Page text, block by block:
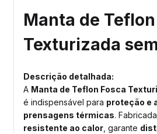
Manta de
Texturizada
Descrição detalhada:
A Manta de Teflon Fosca
é indispensável para proteção e
prensagens térmicas.
resistente ao calor, garante